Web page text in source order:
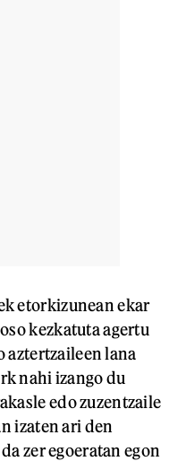
etorkizunean ekar
kezkatuta agertu
lana
nahi izango du
edo zuzentzaile
izaten ari den
zer egoeratan egon